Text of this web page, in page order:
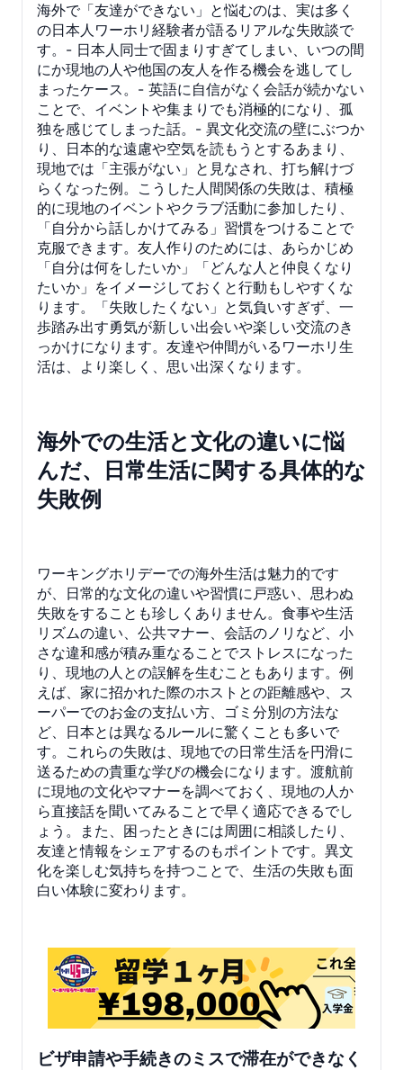
海外で「友達ができない」と悩むのは、実は多く
の日本人ワーホリ経験者が語るリアルな失敗談で
す。- 日本人同士で固まりすぎてしまい、いつの間
にか現地の人や他国の友人を作る機会を逃してし
まったケース。- 英語に自信がなく会話が続かない
ことで、イベントや集まりでも消極的になり、孤
独を感じてしまった話。- 異文化交流の壁にぶつか
り、日本的な遠慮や空気を読もうとするあまり、
現地では「主張がない」と見なされ、打ち解けづ
らくなった例。こうした人間関係の失敗は、積極
的に現地のイベントやクラブ活動に参加したり、
「自分から話しかけてみる」習慣をつけることで
克服できます。友人作りのためには、あらかじめ
「自分は何をしたいか」「どんな人と仲良くなり
たいか」をイメージしておくと行動もしやすくな
ります。「失敗したくない」と気負いすぎず、一
歩踏み出す勇気が新しい出会いや楽しい交流のき
っかけになります。友達や仲間がいるワーホリ生
活は、より楽しく、思い出深くなります。
海外での生活と文化の違いに悩
んだ、日常生活に関する具体的な
失敗例
ワーキングホリデーでの海外生活は魅力的です
が、日常的な文化の違いや習慣に戸惑い、思わぬ
失敗をすることも珍しくありません。食事や生活
リズムの違い、公共マナー、会話のノリなど、小
さな違和感が積み重なることでストレスになった
り、現地の人との誤解を生むこともあります。例
えば、家に招かれた際のホストとの距離感や、ス
ーパーでのお金の支払い方、ゴミ分別の方法な
ど、日本とは異なるルールに驚くことも多いで
す。これらの失敗は、現地での日常生活を円滑に
送るための貴重な学びの機会になります。渡航前
に現地の文化やマナーを調べておく、現地の人か
ら直接話を聞いてみることで早く適応できるでし
ょう。また、困ったときには周囲に相談したり、
友達と情報をシェアするのもポイントです。異文
化を楽しむ気持ちを持つことで、生活の失敗も面
白い体験に変わります。
ビザ申請や手続きのミスで滞在ができなく